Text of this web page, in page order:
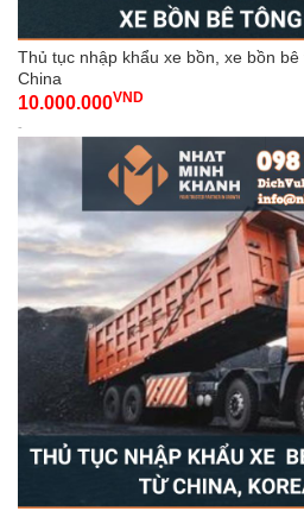
Thủ tục nhập khẩu xe bồn, xe bồn
China
10.000.000VND
-